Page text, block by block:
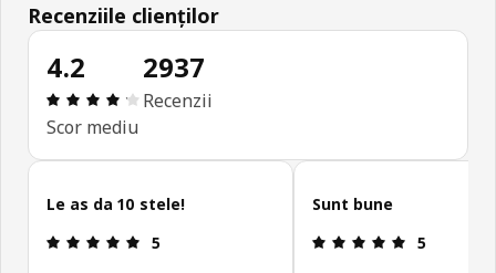
Recenziile clienților
4.2
Prezentare generală: 4.2 din 5 stele Total
Scor mediu
2937
Recenzii
Omite recenziile clienților
Le as da 10 stele!
Prezentare generală: 5 din 5 stele
5
Sunt bune
5